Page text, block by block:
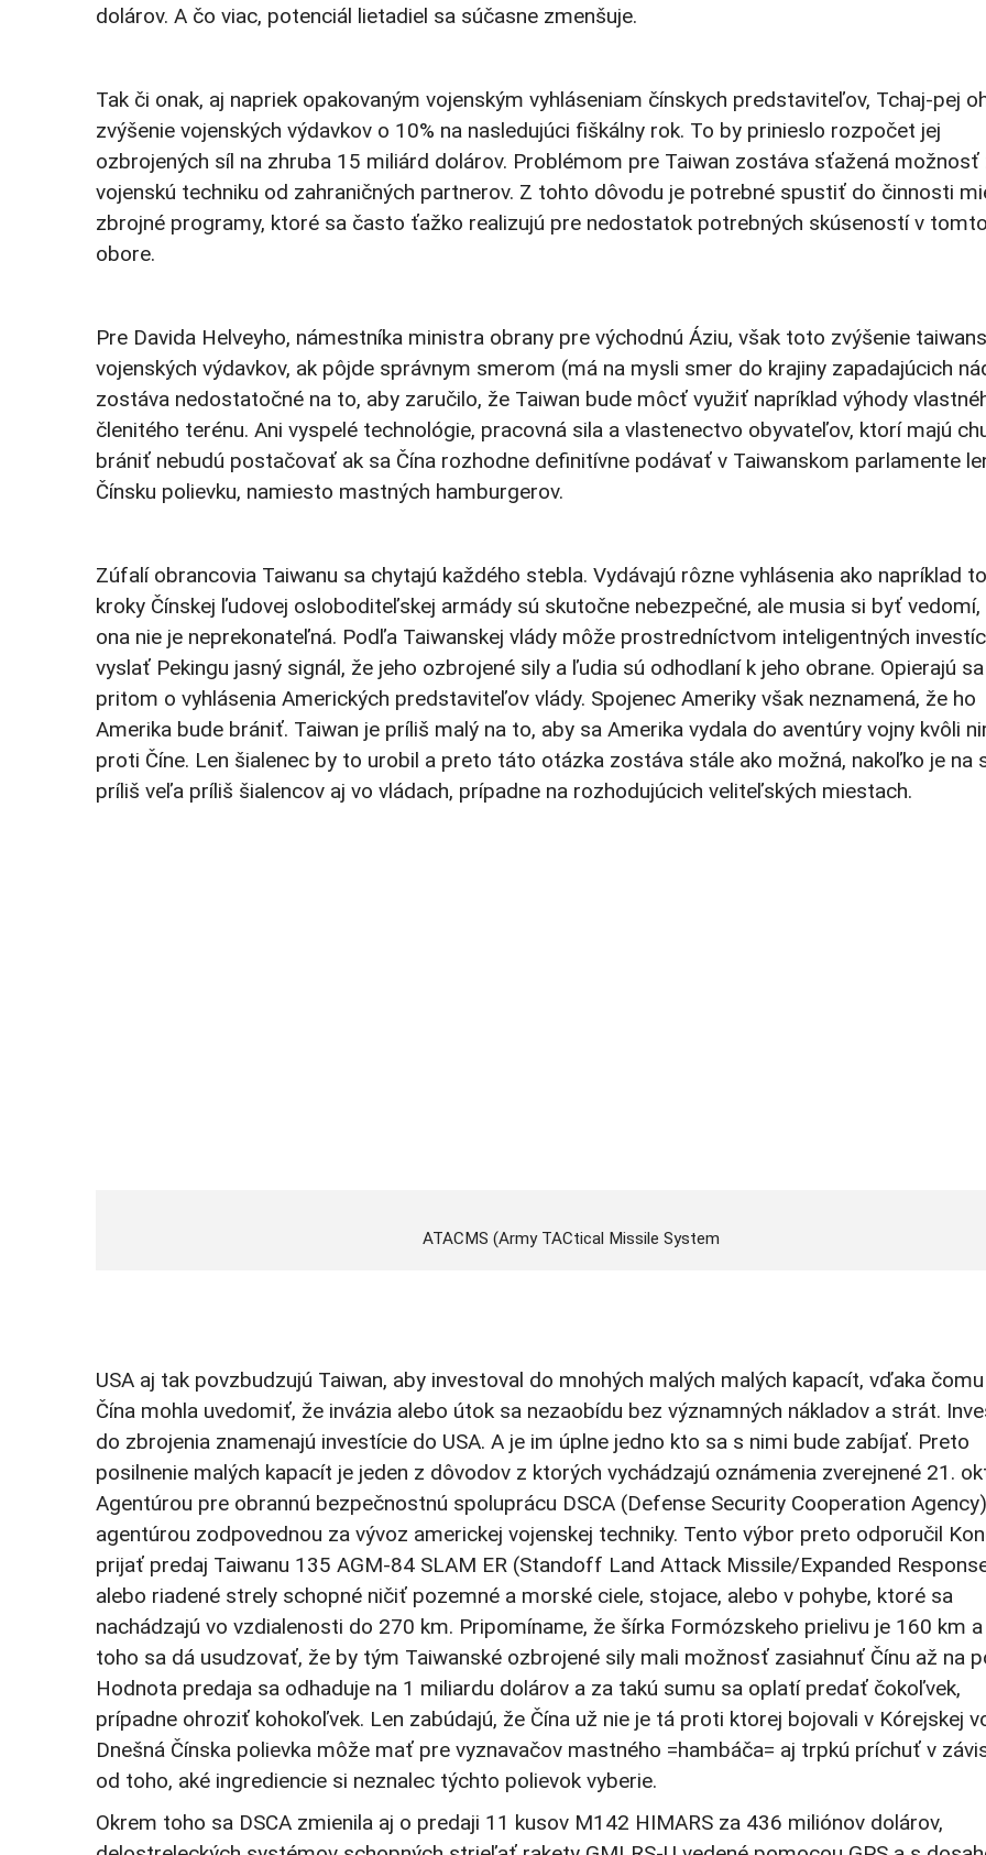
dolárov. A čo viac, potenciál lietadiel sa súčasne zmenšuje.
Tak či onak, aj napriek opakovaným vojenským vyhláseniam čínskych predstaviteľov, Tchaj-pej
zvýšenie vojenských výdavkov o 10% na nasledujúci fiškálny rok. To by prinieslo rozpočet jej
ozbrojených síl na zhruba 15 miliárd dolárov. Problémom pre Taiwan zostáva sťažená
vojenskú techniku ​​od zahraničných partnerov. Z tohto dôvodu je potrebné spustiť do činnosti
zbrojné programy, ktoré sa často ťažko realizujú pre nedostatok potrebných skúseností v tomto
obore.
Pre Davida Helveyho, námestníka ministra obrany pre východnú Áziu, však toto zvýšenie
vojenských výdavkov, ak pôjde správnym smerom (má na mysli smer do krajiny zapadajúcich
zostáva nedostatočné na to, aby zaručilo, že Taiwan bude môcť využiť napríklad výhody
členitého terénu. Ani vyspelé technológie, pracovná sila a vlastenectvo obyvateľov, ktorí majú
brániť nebudú postačovať ak sa Čína rozhodne definitívne podávať v Taiwanskom parlamente
Čínsku polievku, namiesto mastných hamburgerov.
Zúfalí obrancovia Taiwanu sa chytajú každého stebla. Vydávajú rôzne vyhlásenia ako napríklad
kroky Čínskej ľudovej osloboditeľskej armády sú skutočne nebezpečné, ale musia si byť vedomí,
ona nie je neprekonateľná. Podľa Taiwanskej vlády môže prostredníctvom inteligentných
vyslať Pekingu jasný signál, že jeho ozbrojené sily a ľudia sú odhodlaní k jeho obrane. Opierajú sa
pritom o vyhlásenia Amerických predstaviteľov vlády. Spojenec Ameriky však neznamená, že ho
Amerika bude brániť. Taiwan je príliš malý na to, aby sa Amerika vydala do aventúry vojny kvôli
proti Číne. Len šialenec by to urobil a preto táto otázka zostáva stále ako možná, nakoľko je na
príliš veľa príliš šialencov aj vo vládach, prípadne na rozhodujúcich veliteľských miestach.
ATACMS (Army TACtical Missile System
USA aj tak povzbudzujú Taiwan, aby investoval do mnohých malých malých kapacít, vďaka
Čína mohla uvedomiť, že invázia alebo útok sa nezaobídu bez významných nákladov a strát.
do zbrojenia znamenajú investície do USA. A je im úplne jedno kto sa s nimi bude zabíjať. Preto
posilnenie malých kapacít je jeden z dôvodov z ktorých vychádzajú oznámenia zverejnené 21.
Agentúrou pre obrannú bezpečnostnú spoluprácu DSCA (Defense Security Cooperation
agentúrou zodpovednou za vývoz americkej vojenskej techniky. Tento výbor preto odporučil
prijať predaj Taiwanu 135 AGM-84 SLAM ER (Standoff Land Attack Missile/Expanded
alebo riadené strely schopné ničiť pozemné a morské ciele, stojace, alebo v pohybe, ktoré sa
nachádzajú vo vzdialenosti do 270 km. Pripomíname, že šírka Formózskeho prielivu je 160 km
toho sa dá usudzovať, že by tým Taiwanské ozbrojené sily mali možnosť zasiahnuť Čínu až na
Hodnota predaja sa odhaduje na 1 miliardu dolárov a za takú sumu sa oplatí predať čokoľvek,
prípadne ohroziť kohokoľvek. Len zabúdajú, že Čína už nie je tá proti ktorej bojovali v Kórejskej
Dnešná Čínska polievka môže mať pre vyznavačov mastného =hambáča= aj trpkú príchuť v
od toho, aké ingrediencie si neznalec týchto polievok vyberie.
Okrem toho sa DSCA zmienila aj o predaji 11 kusov M142 HIMARS za 436 miliónov dolárov,